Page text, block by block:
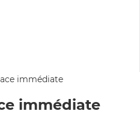
immédiate